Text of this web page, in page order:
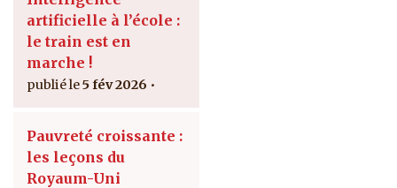
artificielle à l’école :
le train est en
marche !
5 fév 2026
Pauvreté croissante :
les leçons du
Royaum-Uni